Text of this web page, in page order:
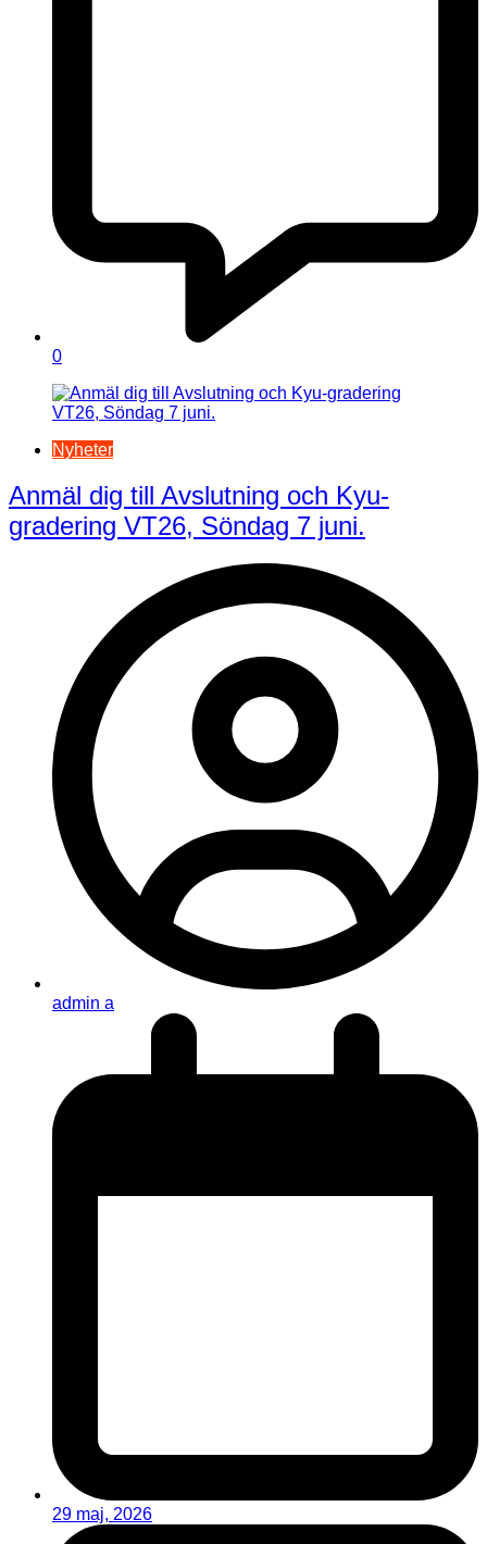
0
Nyheter
Anmäl dig till Avslutning och Kyu-
gradering VT26, Söndag 7 juni.
admin a
29 maj, 2026